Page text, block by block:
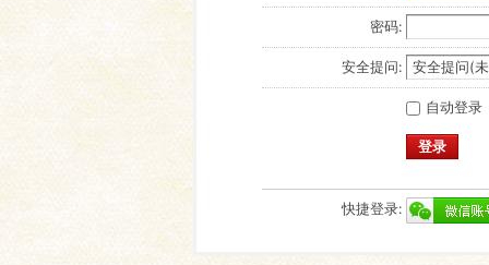
密码:
安全提问:
自动登录
登录
快捷登录: